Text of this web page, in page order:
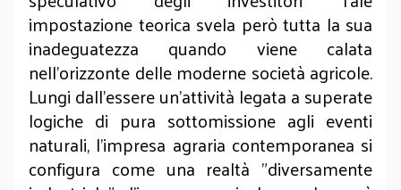
impostazione teorica svela però tutta la sua
inadeguatezza quando viene calata
nell'orizzonte delle moderne società agricole.
Lungi dall'essere un'attività legata a superate
logiche di pura sottomissione agli eventi
naturali, l'impresa agraria contemporanea si
configura come una realtà "diversamente